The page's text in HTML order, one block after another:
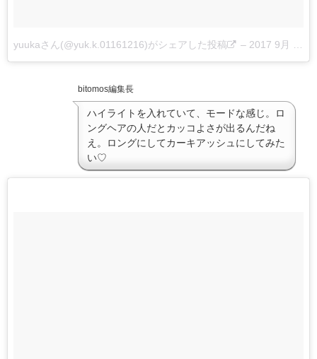
yuukaさん(@yuk.k.01161216)がシェアした投稿 – 2017 9月 2 3:32午後 PDT
bitomos編集長
ハイライトを入れていて、モードな感じ。ロ
ングヘアの人だとカッコよさが出るんだね
え。ロングにしてカーキアッシュにしてみた
い♡